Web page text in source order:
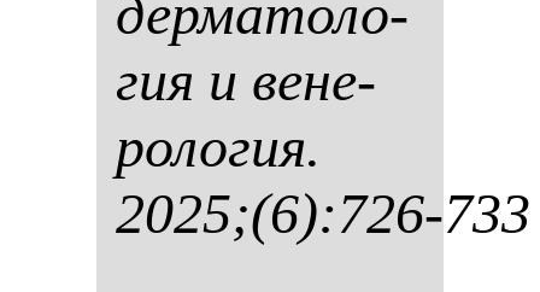
дер­ма­то­ло­
гия и ве­не­
ро­ло­гия.
2025;(6):726-733